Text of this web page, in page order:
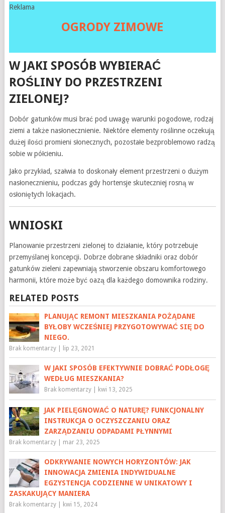
Reklama
OGRODY ZIMOWE
W JAKI SPOSÓB WYBIERAĆ
ROŚLINY DO PRZESTRZENI
ZIELONEJ?
Dobór gatunków musi brać pod uwagę warunki pogodowe, rodzaj
ziemi a także nasłonecznienie. Niektóre elementy roślinne oczekują
dużej ilości promieni słonecznych, pozostałe bezproblemowo radzą
sobie w półcieniu.
Jako przykład, szałwia to doskonały element przestrzeni o dużym
nasłonecznieniu, podczas gdy hortensje skuteczniej rosną w
osłoniętych lokacjach.
WNIOSKI
Planowanie przestrzeni zielonej to działanie, który potrzebuje
przemyślanej koncepcji. Dobrze dobrane składniki oraz dobór
gatunków zieleni zapewniają stworzenie obszaru komfortowego
harmonii, które może być oazą dla każdego domownika rodziny.
RELATED POSTS
PLANUJĄC REMONT MIESZKANIA POŻĄDANE
BYŁOBY WCZEŚNIEJ PRZYGOTOWYWAĆ SIĘ DO
NIEGO.
Brak komentarzy| lip 23, 2021
W JAKI SPOSÓB EFEKTYWNIE DOBRAĆ PODŁOGĘ
WEDŁUG MIESZKANIA?
Brak komentarzy| kwi 13, 2025
JAK PIELĘGNOWAĆ O NATURĘ? FUNKCJONALNY
INSTRUKCJA O OCZYSZCZANIU ORAZ
ZARZĄDZANIU ODPADAMI PŁYNNYMI
Brak komentarzy| mar 23, 2025
ODKRYWANIE NOWYCH HORYZONTÓW: JAK
INNOWACJA ZMIENIA INDYWIDUALNE
EGZYSTENCJA CODZIENNE W UNIKATOWY I
ZASKAKUJĄCY MANIERA
Brak komentarzy| kwi 15, 2024